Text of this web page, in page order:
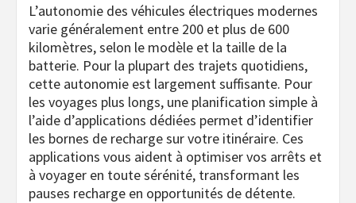
L’autonomie des véhicules électriques modernes
varie généralement entre 200 et plus de 600
kilomètres, selon le modèle et la taille de la
batterie. Pour la plupart des trajets quotidiens,
cette autonomie est largement suffisante. Pour
les voyages plus longs, une planification simple à
l’aide d’applications dédiées permet d’identifier
les bornes de recharge sur votre itinéraire. Ces
applications vous aident à optimiser vos arrêts et
à voyager en toute sérénité, transformant les
pauses recharge en opportunités de détente.